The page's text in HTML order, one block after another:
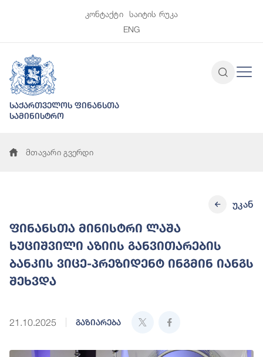
კონტაქტი
საიტის რუკა
ENG
საქართველოს ფინანსთა
სამინისტრო
მთავარი გვერდი
ფინანსთა მინისტრი ლაშა
ხუციშვილი აზიის განვითარების
ბანკის ვიცე-პრეზიდენტ ინგმინ იანგს
შეხვდა
21.10.2025 გაზიარება
უკან